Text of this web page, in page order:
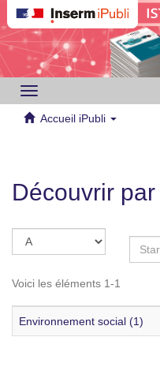
Toggle
navigation
Accueil iPubli
Découvrir
Voici les éléments 1-1
Environnement social (1)